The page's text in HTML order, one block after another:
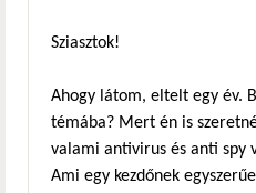
Sziasztok!
Ahogy látom, eltelt egy év.
témába? Mert én is
valami antivirus és anti spy
Ami egy kezdőnek